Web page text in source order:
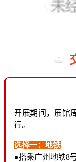
开展期间，展馆
行。
选择一：地铁
●搭乘广州地铁8